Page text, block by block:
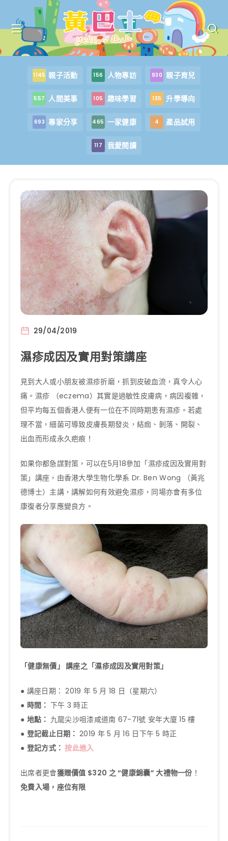
1145 親子活動 156 人物專訪 930 親子育兒
557 人間美事 105 趣味學習 135 升學導向
693 專家分享 465 一家健康 4 產品試用
117 我愛閱讀
29/04/2019
濕疹成因及實用對策講座
見到大人或小朋友被濕疹折磨，抓到皮破血流，真令人心
痛。濕疹 （eczema）其實是過敏性皮膚病，病因複雜，
但平均每五個香港人便有一位在不同時期患有濕疹。若處
理不當，細菌可導致皮膚長期發炎，結痂、剝落、開裂、
出血而形成永久疤痕！
如果你都急謀對策，可以在5月18參加「濕疹成因及實用對
策」講座，由香港大學生物化學系 Dr. Ben Wong （黃兆
德博士）主講，講解如何有效避免濕疹，同場亦會有多位
康復者分享應變良方。
「健康無價」 講座之「濕疹成因及實用對策」
● 講座日期： 2019 年 5 月 18 日（星期六）
● 時間： 下午 3 時正
● 地點： 九龍尖沙咀漆咸道南 67-71號 安年大廈 15 樓
● 登記截止日期：2019 年 5 月 16 日下午 5 時正
● 登記方式：按此進入
出席者更會獲贈價值 $320 之 “健康錦囊” 大禮物一份 ！
免費入場，座位有限